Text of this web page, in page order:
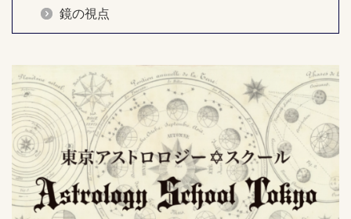
鏡の視点